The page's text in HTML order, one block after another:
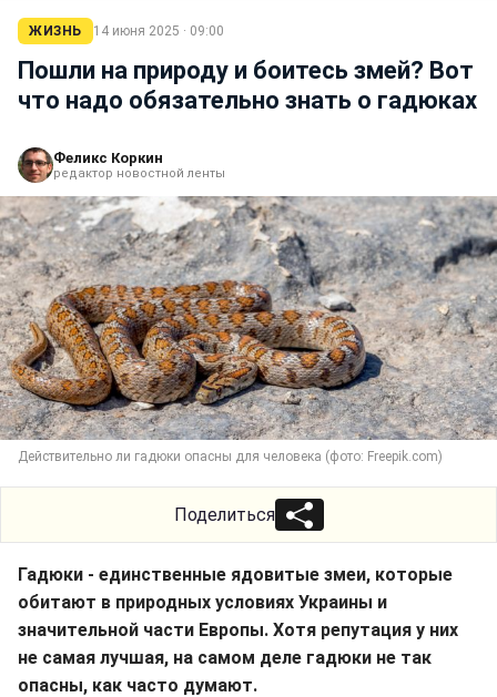
ЖИЗНЬ 14 июня 2025 · 09:00
Пошли на природу и боитесь змей? Вот
что надо обязательно знать о гадюках
Феликс Коркин
редактор новостной ленты
Действительно ли гадюки опасны для человека (фото: Freepik.com)
Поделиться
Гадюки - единственные ядовитые змеи, которые
обитают в природных условиях Украины и
значительной части Европы. Хотя репутация у них
не самая лучшая, на самом деле гадюки не так
опасны, как часто думают.